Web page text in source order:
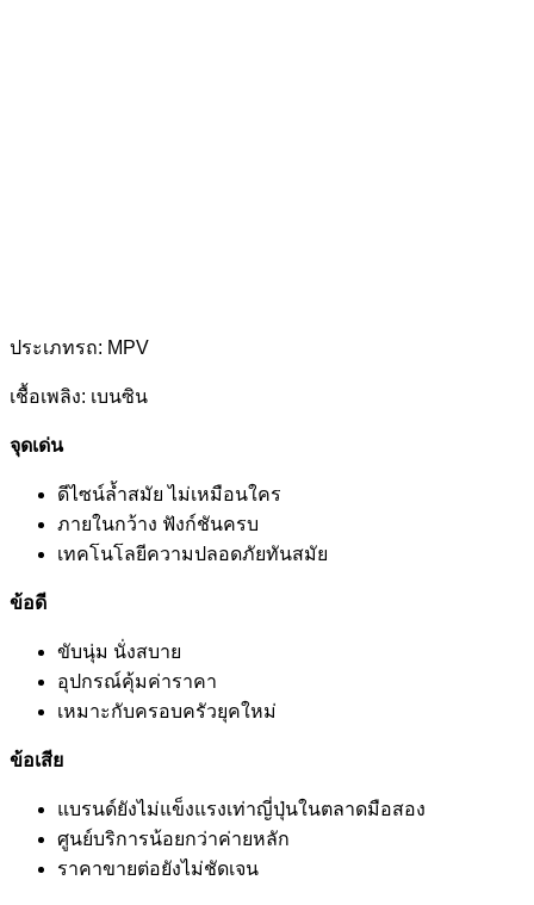
ประเภทรถ: MPV
เชื้อเพลิง: เบนซิน
จุดเด่น
ดีไซน์ล้ำสมัย ไม่เหมือนใคร
ภายในกว้าง ฟังก์ชันครบ
เทคโนโลยีความปลอดภัยทันสมัย
ข้อดี
ขับนุ่ม นั่งสบาย
อุปกรณ์คุ้มค่าราคา
เหมาะกับครอบครัวยุคใหม่
ข้อเสีย
แบรนด์ยังไม่แข็งแรงเท่าญี่ปุ่นในตลาดมือสอง
ศูนย์บริการน้อยกว่าค่ายหลัก
ราคาขายต่อยังไม่ชัดเจน